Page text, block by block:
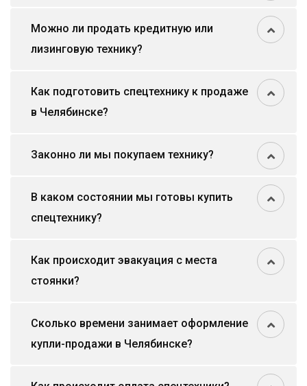
Можно ли продать кредитную или
лизинговую технику?
Как подготовить спецтехнику к продаже
в Челябинске?
Законно ли мы покупаем технику?
В каком состоянии мы готовы купить
спецтехнику?
Как происходит эвакуация с места
стоянки?
Сколько времени занимает оформление
купли-продажи в Челябинске?